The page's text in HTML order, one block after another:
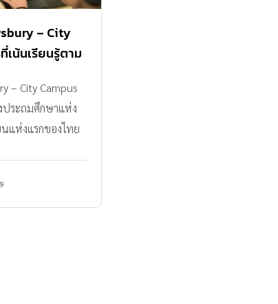
– City
เน้นเรียนรู้ตาม
เรียน
– City Campus
ประถมศึกษาแห่ง
นแห่งแรกของไทย